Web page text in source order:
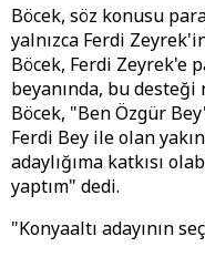
Böcek, söz konusu
yalnızca Ferdi
Böcek, Ferdi Zeyrek'e
beyanında, bu desteği
Böcek, "Ben Özgür
Ferdi Bey ile olan
adaylığıma katkısı
yaptım" dedi.
"Konyaaltı adayının